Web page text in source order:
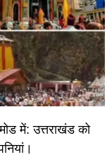
में: उत्तराखंड को